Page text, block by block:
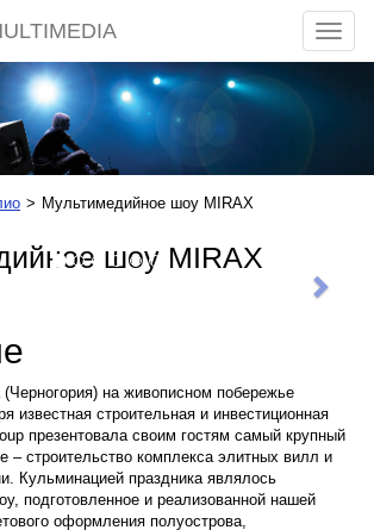
меню
Мультимедийное шоу MIRAX
шоу MIRAX
на живописном побережье
известная строительная и инвестиционная
презентовала своим гостям самый крупный
– строительство комплекса элитных вилл и
Кульминацией праздника являлось
подготовленное и реализованной нашей
оформления полуострова,